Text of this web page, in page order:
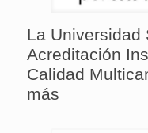
La Universidad
Acreditación
Calidad
más